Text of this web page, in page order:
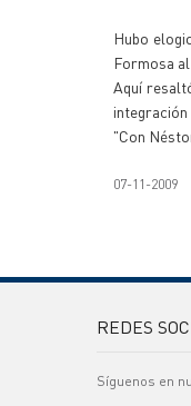
Hubo
Formosa
Aquí
"Con
07-11-2009
REDES
Síguenos en